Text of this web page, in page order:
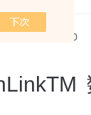
价格 49665-00